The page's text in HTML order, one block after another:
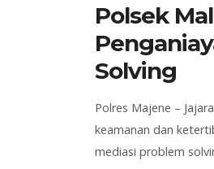
Polsek
Solving
Polres Majene –
keamanan dan
mediasi problem